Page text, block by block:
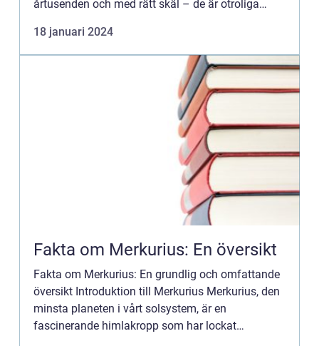
årtusenden och med rätt skäl – de är otroliga
system oc...
18 januari 2024
Fakta om Merkurius: En översikt
Fakta om Merkurius: En grundlig och omfattande
översikt Introduktion till Merkurius Merkurius, den
minsta planeten i vårt solsystem, är en
fascinerande himlakropp som har lockat